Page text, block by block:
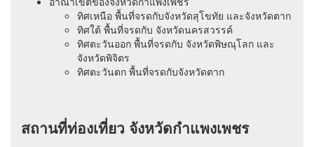
ทิศเหนือ พื้นที่จรดกับจังหวัดสุโขทัย และจังหวัดตาก
ทิศใต้ พื้นที่จรดกับ จังหวัดนครสวรรค์
ทิศตะวันออก พื้นที่จรดกับ จังหวัดพิษณุโลก และ
จังหวัดพิจิตร
ทิศตะวันตก พื้นที่จรดกับจังหวัดตาก
สถานที่ท่องเที่ยว จังหวัดกำแพงเพชร